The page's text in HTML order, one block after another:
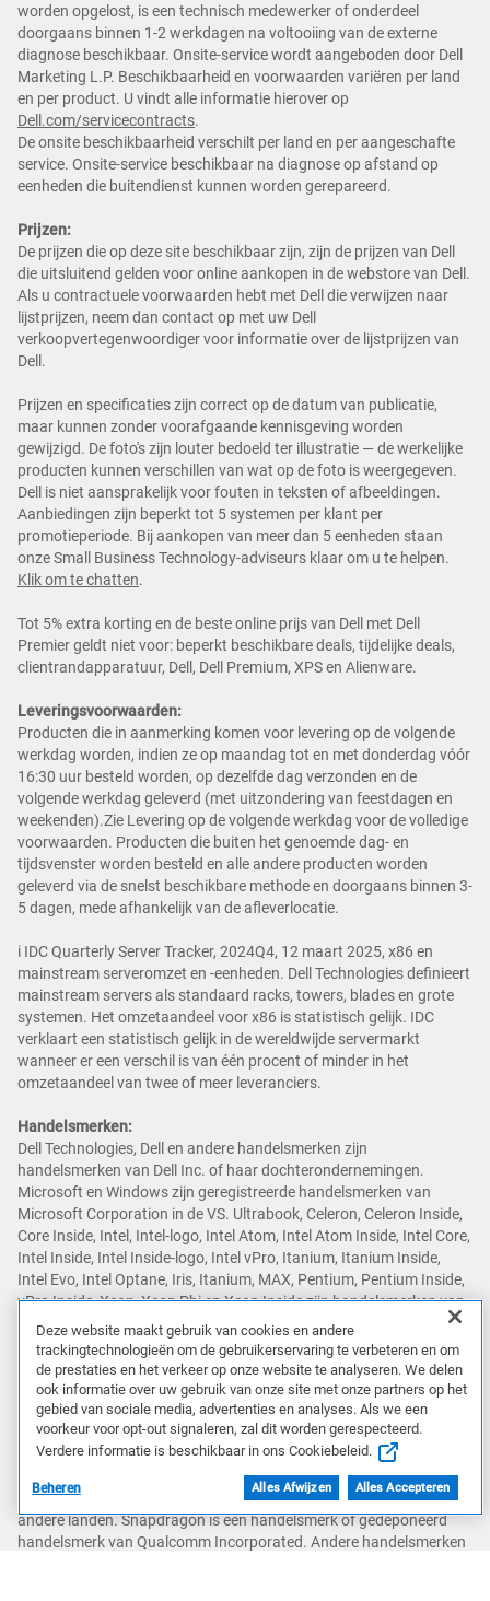
worden opgelost, is een technisch medewerker of onderdeel
doorgaans binnen 1-2 werkdagen na voltooiing van de externe
diagnose beschikbaar. Onsite-service wordt aangeboden door Dell
Marketing L.P. Beschikbaarheid en voorwaarden variëren per land
en per product. U vindt alle informatie hierover op
Dell.com/servicecontracts.
De onsite beschikbaarheid verschilt per land en per aangeschafte
service. Onsite-service beschikbaar na diagnose op afstand op
eenheden die buitendienst kunnen worden gerepareerd.
Prijzen:
De prijzen die op deze site beschikbaar zijn, zijn de prijzen van Dell
die uitsluitend gelden voor online aankopen in de webstore van Dell.
Als u contractuele voorwaarden hebt met Dell die verwijzen naar
lijstprijzen, neem dan contact op met uw Dell
verkoopvertegenwoordiger voor informatie over de lijstprijzen van
Dell.
Prijzen en specificaties zijn correct op de datum van publicatie,
maar kunnen zonder voorafgaande kennisgeving worden
gewijzigd. De foto's zijn louter bedoeld ter illustratie — de werkelijke
producten kunnen verschillen van wat op de foto is weergegeven.
Dell is niet aansprakelijk voor fouten in teksten of afbeeldingen.
Aanbiedingen zijn beperkt tot 5 systemen per klant per
promotieperiode. Bij aankopen van meer dan 5 eenheden staan
onze Small Business Technology-adviseurs klaar om u te helpen.
Klik om te chatten.
Tot 5% extra korting en de beste online prijs van Dell met Dell
Premier geldt niet voor: beperkt beschikbare deals, tijdelijke deals,
clientrandapparatuur, Dell, Dell Premium, XPS en Alienware.
Leveringsvoorwaarden:
Producten die in aanmerking komen voor levering op de volgende
werkdag worden, indien ze op maandag tot en met donderdag vóór
16:30 uur besteld worden, op dezelfde dag verzonden en de
volgende werkdag geleverd (met uitzondering van feestdagen en
weekenden).Zie Levering op de volgende werkdag voor de volledige
voorwaarden. Producten die buiten het genoemde dag- en
tijdsvenster worden besteld en alle andere producten worden
geleverd via de snelst beschikbare methode en doorgaans binnen 3-
5 dagen, mede afhankelijk van de afleverlocatie.
i IDC Quarterly Server Tracker, 2024Q4, 12 maart 2025, x86 en
mainstream serveromzet en -eenheden. Dell Technologies definieert
mainstream servers als standaard racks, towers, blades en grote
systemen. Het omzetaandeel voor x86 is statistisch gelijk. IDC
verklaart een statistisch gelijk in de wereldwijde servermarkt
wanneer er een verschil is van één procent of minder in het
omzetaandeel van twee of meer leveranciers.
Handelsmerken:
Dell Technologies, Dell en andere handelsmerken zijn
handelsmerken van Dell Inc. of haar dochterondernemingen.
Microsoft en Windows zijn geregistreerde handelsmerken van
Microsoft Corporation in de VS. Ultrabook, Celeron, Celeron Inside,
Core Inside, Intel, Intel-logo, Intel Atom, Intel Atom Inside, Intel Core,
Intel Inside, Intel Inside-logo, Intel vPro, Itanium, Itanium Inside,
Intel Evo, Intel Optane, Iris, Itanium, MAX, Pentium, Pentium Inside,
vPro Inside, Xeon, Xeon Phi en Xeon Inside zijn handelsmerken van
Intel Corporation of haar dochterondernemingen in de VS en/of
andere landen. AMD en het AMD Arrow-logo, en combinaties
daarvan, zijn handelsmerken van Advanced Micro Devices, Inc. Het
NVIDIA-logo, GeForce, GeForce RTX, GeForce RTX Super, GeForce
GTX, GeForce GTX Super, GRID, SHIELD, Battery Boost, Reflex,
DLSS, CUDA, FXAA, GameStream, G-SYNC, G-SYNC Ultimate,
NVLINK, ShadowPlay, SLI, TXAA, PhysX, GeForce Experience,
GeForce NOW, Maxwell, Pascal en Turing zijn handelsmerken en/of
geregistreerde handelsmerken van NVIDIA Corporation in de VS en
andere landen. Snapdragon is een handelsmerk of gedeponeerd
handelsmerk van Qualcomm Incorporated. Andere handelsmerken
Deze website maakt gebruik van cookies en andere
trackingtechnologieën om de gebruikerservaring te verbeteren en om
de prestaties en het verkeer op onze website te analyseren. We delen
ook informatie over uw gebruik van onze site met onze partners op het
gebied van sociale media, advertenties en analyses. Als we een
voorkeur voor opt-out signaleren, zal dit worden gerespecteerd.
Verdere informatie is beschikbaar in ons Cookiebeleid.
Beheren Alles Afwijzen Alles Accepteren